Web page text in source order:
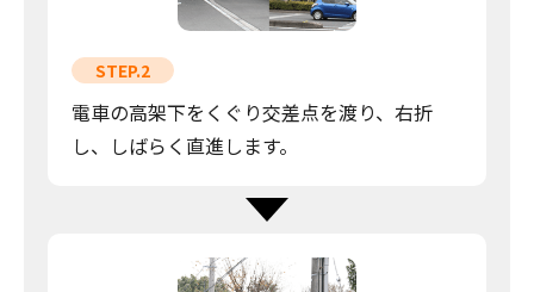
STEP.2
電車の高架下をくぐり交差点を渡り、右折
し、しばらく直進します。